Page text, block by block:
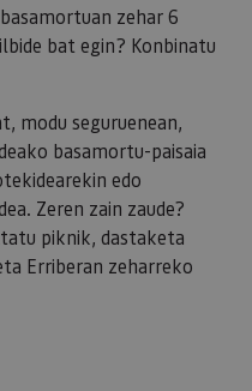
zehar 6
bat egin? Konbinatu
modu seguruenean,
basamortu-paisaia
edo
Zeren zain zaude?
piknik, dastaketa
Erriberan zeharreko